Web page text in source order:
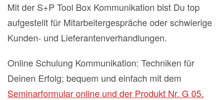
Mit der S+P Tool Box Kommunikation bist Du top
aufgestellt für Mitarbeitergespräche oder schwierige
Kunden- und Lieferantenverhandlungen.
Online Schulung Kommunikation: Techniken für
Deinen Erfolg; bequem und einfach mit dem
Seminarformular online und der Produkt Nr. G 05.